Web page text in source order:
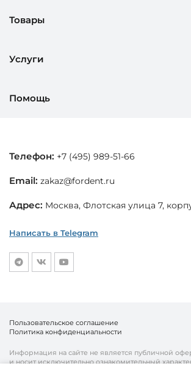
Товары
Услуги
Помощь
Телефон: +7 (495) 989-51-66
Email: zakaz@fordent.ru
Адрес: Москва, Флотская улица 7,
Написать в Telegram
Информация на сайте не является публичной
и носит исключительно ознакомительный
Пользовательское соглашение
Политика конфиденциальности